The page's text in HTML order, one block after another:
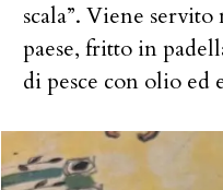
scala”. Viene
paese, fritto in
di pesce con olio ed